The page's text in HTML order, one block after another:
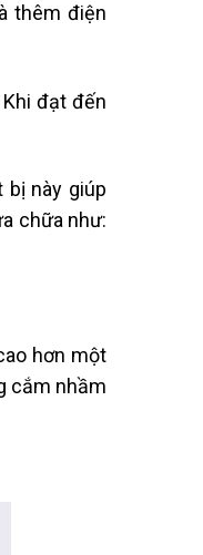
thêm điện
đạt đến
bị này giúp
chữa như:
hơn một
cắm nhầm